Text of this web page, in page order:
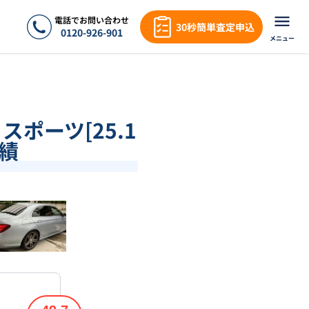
電話でお問い合わせ
0120-926-901 30秒簡単査定申込
メニュー
ポーツ[25.1
1/18